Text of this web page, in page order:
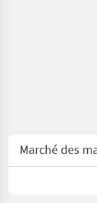
Marché des